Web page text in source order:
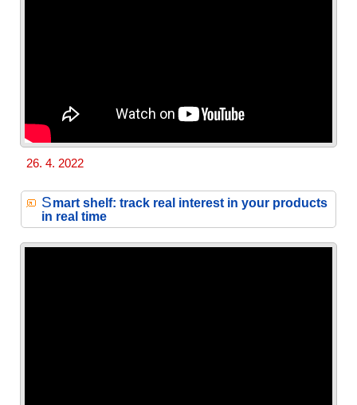
26. 4. 2022
Smart shelf: track real interest in your products
in real time